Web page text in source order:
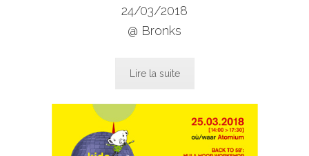
24/03/2018
@ Bronks
Lire la suite